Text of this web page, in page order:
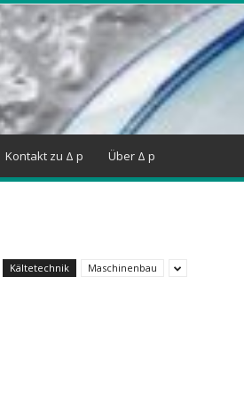
Kontakt zu Δ p Über Δ p
Kältetechnik Maschinenbau